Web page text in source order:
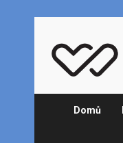
content
Domů